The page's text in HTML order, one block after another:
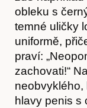
obleku s
temné uličky
uniformě,
praví:
zachovati!“
neobvyklého,
hlavy penis s